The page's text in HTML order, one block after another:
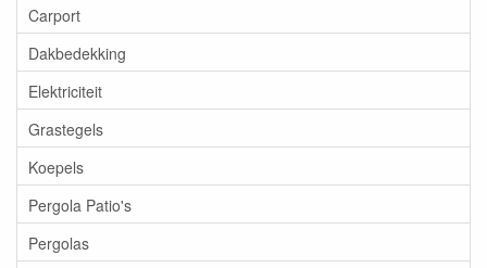
Carport
Dakbedekking
Elektriciteit
Grastegels
Koepels
Pergola Patio's
Pergolas